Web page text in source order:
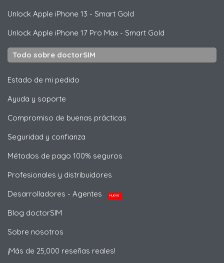
Unlock Apple iPhone 13 - Smart Gold
Unlock Apple iPhone 17 Pro Max - Smart Gold
Todo sobre doctorSIM
Estado de mi pedido
Ayuda y soporte
Compromiso de buenas prácticas
Seguridad y confianza
Métodos de pago 100% seguros
Profesionales y distribuidores
Desarrolladores - Agentes
NUEVO
Blog doctorSIM
Sobre nosotros
¡Más de 25,000 reseñas reales!